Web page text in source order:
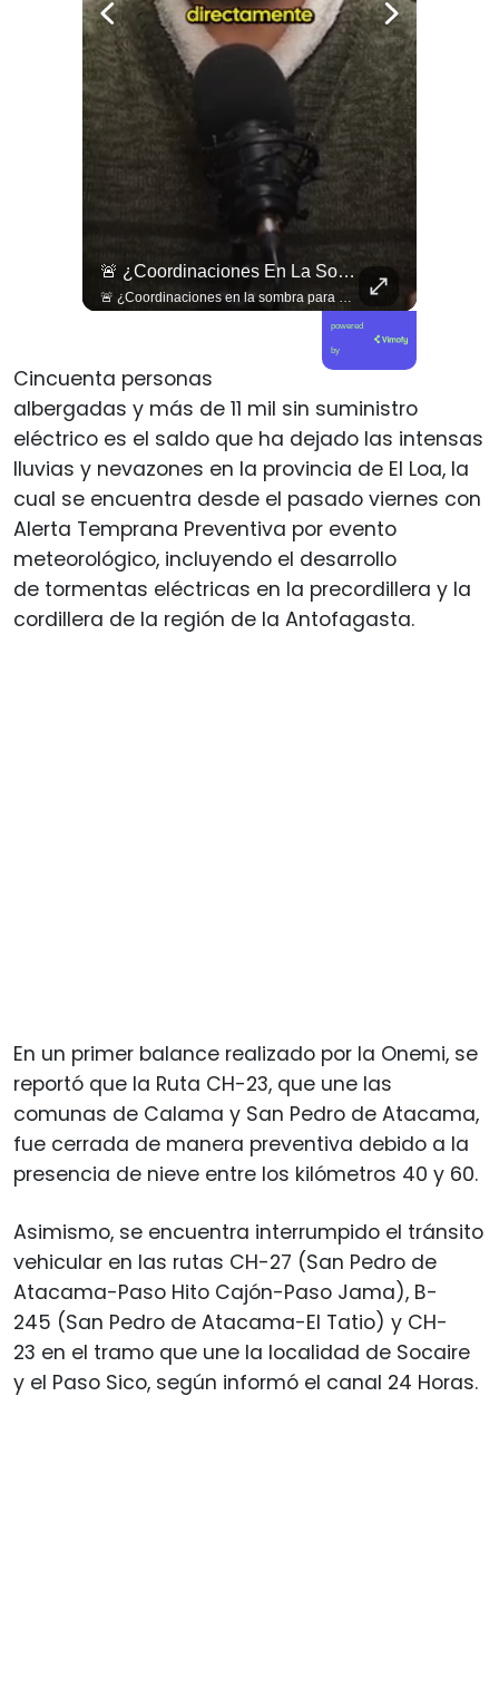
🚨 ¿Coordinaciones En La Sombra Para Blindar Una Candidatura Presidencial?
🚨 ¿Coordinaciones en la sombra para blindar una candidatura presidencial? Nuevos chats salpican a Andrés Chadwick. 🇨🇱⚖️ Mensajes incautados por la Fiscalía revelan que el exministro operó junto a Luis Hermosilla para preparar a testigos clave en la causa por coimas de LAN en 2009. Las conversaciones desmienten la versión de Chadwick sobre haberse enterado del caso por la prensa, exponiendo una estrategia judicial y comunicacional para evitar que el escándalo de información privilegiada y pagos indebidos afectara la carrera de Sebastián Piñera a La Moneda. 📲💣 🎥 Revisa el desglose completo de los chats y los detalles del reportaje en elciudadano.com 🔗 (Link en la biografía). ¿Qué impacto crees que tienen estas revelaciones en la trastienda del poder político? Te leemos en los comentarios. 💬👇🏼
powered
by
Cincuenta personas
albergadas y más de 11 mil sin suministro
eléctrico es el saldo que ha dejado las intensas
lluvias y nevazones en la provincia de El Loa, la
cual se encuentra desde el pasado viernes con
Alerta Temprana Preventiva por evento
meteorológico, incluyendo el desarrollo
de tormentas eléctricas en la precordillera y la
cordillera de la región de la Antofagasta.
En un primer balance realizado por la Onemi, se
reportó que la Ruta CH-23, que une las
comunas de Calama y San Pedro de Atacama,
fue cerrada de manera preventiva debido a la
presencia de nieve entre los kilómetros 40 y 60.
Asimismo, se encuentra interrumpido el tránsito
vehicular en las rutas CH-27 (San Pedro de
Atacama-Paso Hito Cajón-Paso Jama), B-
245 (San Pedro de Atacama-El Tatio) y CH-
23 en el tramo que une la localidad de Socaire
y el Paso Sico, según informó el canal 24 Horas.